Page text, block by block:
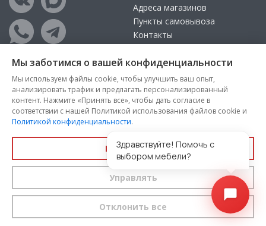
Адреса магазинов
Пункты самовывоза
Контакты
Copyright © 2026, ООО «100 Диванов» — Все права защищены
Администрация Сайта не несет ответственности за
размещаемые Пользователями материалы, их содержание,
качество.
политики конфиденциальностии
пользовательского соглашениякаждый раз, когда оставляете
свои данные в любой форме обратной связи на сайте
Мы заботимся о вашей конфиденциальности
Мы используем файлы cookie, чтобы улучшить ваш опыт,
анализировать трафик и предлагать персонализированный
контент. Нажмите «Принять все», чтобы дать согласие в
соответствии с нашей Политикой использования файлов cookie и
Политикой конфиденциальности.
Принять все
Управлять
Отклонить все
Здравствуйте! Помочь с
выбором мебели?